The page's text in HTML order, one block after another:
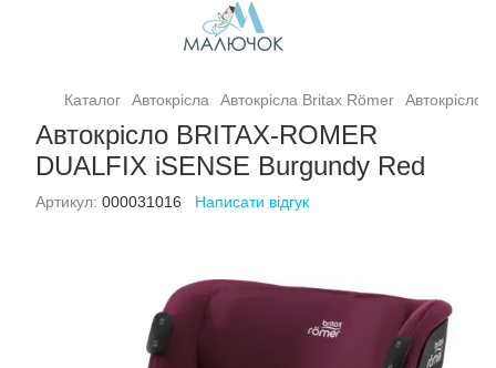
Каталог Автокрісла Автокрісла Britax Römer Автокрісло
Автокрісло BRITAX-ROMER
DUALFIX iSENSE Burgundy Red
Артикул: 000031016 Написати відгук